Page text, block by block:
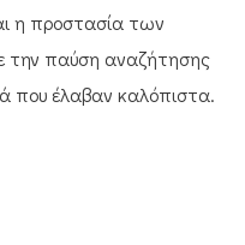
η προστασία των
την παύση αναζήτησης
που έλαβαν καλόπιστα.